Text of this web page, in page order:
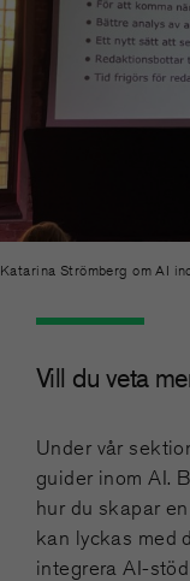
Katarina Strömberg om AI
Vill du veta
Under vår
guider inom AI.
hur du skapar
kan lyckas med
integrera AI-